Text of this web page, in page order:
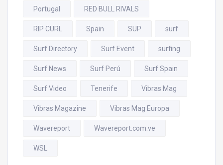
Portugal RED BULL RIVALS
RIP CURL Spain SUP surf
Surf Directory Surf Event surfing
Surf News Surf Perú Surf Spain
Surf Video Tenerife Vibras Mag
Vibras Magazine Vibras Mag Europa
Wavereport Wavereport.com.ve
WSL